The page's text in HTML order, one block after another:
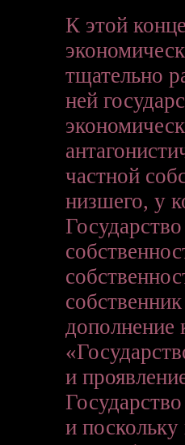
К этой
тщательно
ней
частной
низшего, у
дополнение
и
и